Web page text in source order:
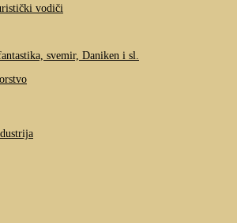
vodiči
svemir, Daniken i sl.